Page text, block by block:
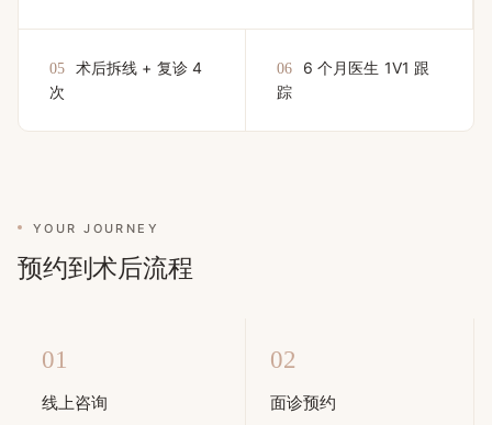
05
术后拆线 + 复诊 4
次
06
6 个月医生 1V1 跟
踪
YOUR JOURNEY
预约到术后流程
01
线上咨询
02
面诊预约